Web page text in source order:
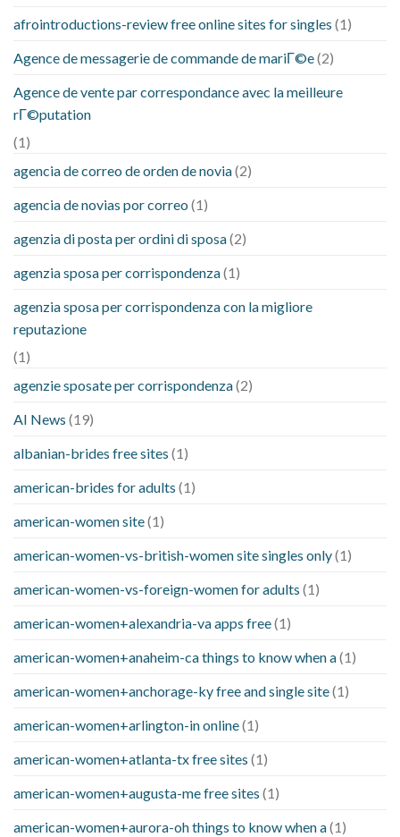
afrointroductions-review free online sites for singles (1)
Agence de messagerie de commande de mariГ©e(2)
Agence de vente par correspondance avec la meilleure
rГ©putation
(1)
agencia de correo de orden de novia(2)
agencia de novias por correo (1)
agenzia di posta per ordini di sposa(2)
agenzia sposa per corrispondenza(1)
agenzia sposa per corrispondenza con la migliore
reputazione
(1)
agenzie sposate per corrispondenza(2)
AI News (19)
albanian-brides free sites (1)
american-brides for adults (1)
american-women site(1)
american-women-vs-british-women site singles only(1)
american-women-vs-foreign-women for adults (1)
american-women+alexandria-va apps free(1)
american-women+anaheim-ca things to know when a(1)
american-women+anchorage-ky free and single site(1)
american-women+arlington-in online(1)
american-women+atlanta-tx free sites (1)
american-women+augusta-me free sites (1)
american-women+aurora-oh things to know when a(1)